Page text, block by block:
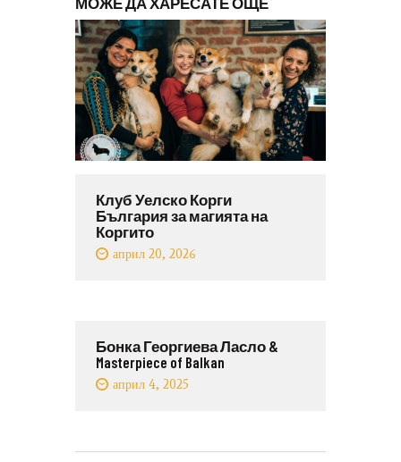
Клуб Уелско Корги
България за магията на
Коргито
април 20, 2026
Бонка Георгиева Ласло &
Masterpiece of Balkan
април 4, 2025